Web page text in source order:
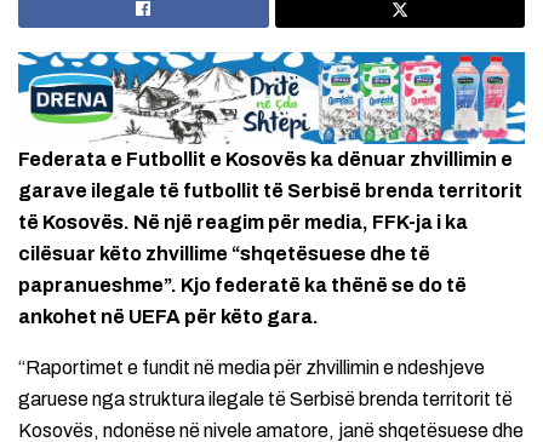
Federata e Futbollit e Kosovës ka dënuar zhvillimin e
garave ilegale të futbollit të Serbisë brenda territorit
të Kosovës. Në një reagim për media, FFK-ja i ka
cilësuar këto zhvillime “shqetësuese dhe të
papranueshme”. Kjo federatë ka thënë se do të
ankohet në UEFA për këto gara.
“Raportimet e fundit në media për zhvillimin e ndeshjeve
garuese nga struktura ilegale të Serbisë brenda territorit të
Kosovës, ndonëse në nivele amatore, janë shqetësuese dhe